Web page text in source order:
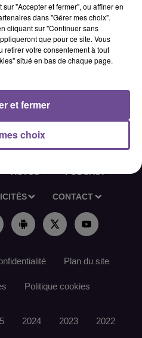
de services (location,
spécifiques et
selon les consignes reçues.
équipements en libre-
: 174ZQPN
ACTUS PODCAST
CONTACT
Plan du site
Politique cookies
2024 2023 2022
"Accepter et fermer", ou affiner en
dans "Gérer mes choix".
cliquant sur "Continuer sans
que pour ce site. Vous
retirer votre consentement à tout
situé en bas de chaque page.
choix
et fermer